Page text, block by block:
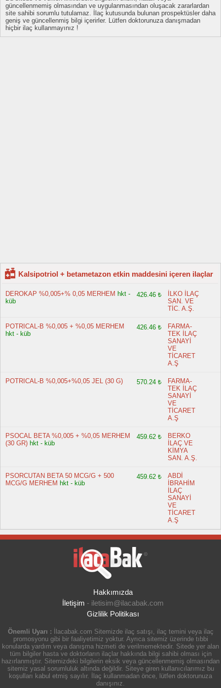
güncellenmemiş olmasından ve uygulanmasından oluşacak zararlardan
site sahibi sorumlu tutulamaz. İlaç kutusunda bulunan prospektüsler daha
geniş ve güncellenmiş bilgi içerirler. Lütfen doktorunuza danışmadan
hiçbir ilaç kullanmayınız !
Kalsipotriol + betametazon etkin maddesini içeren ilaçlar
DEROKAP %0,005+% 0,05 MERHEM hkt -
küb
426.46 ₺
İLKO İLAÇ
SAN. VE
TİC. A.Ş.
POTRICAL-B %0,005 + %0,05 MERHEM
hkt - küb
426.46 ₺
FARMA-
TEK İLAÇ
SANAYİ
VE
TİCARET
A.Ş
POTRICAL-B %0,005+%0,05 JEL (30 G) 570.24 ₺
FARMA-
TEK İLAÇ
SANAYİ
VE
TİCARET
A.Ş
PSOCAL BETA %0,005 + %0,05 MERHEM
(30 GR) hkt - küb
459.62 ₺
BERKO
İLAÇ VE
KİMYA
SAN. A.Ş.
PSORCUTAN BETA 50 MCG/G + 500
MCG/G MERHEM hkt - küb
459.62 ₺
ABDİ
İBRAHİM
İLAÇ
SANAYİ
VE
TİCARET
A.Ş
Hakkımızda
İletişim - iletisim@ilacabak.com
Gizlilik Politikası
Önemli Uyarı : İlacabak.com Sitemizde ilaç satışı, ilaç temini veya ilaç
promosyonu gibi bir faaliyetimiz yoktur. Ayrıca sitemiz üzerinde tıbbi
konularda yardım veya danışma hizmeti de verilmemektedir. Sitede yer alan
tüm bilgiler hasta ve doktorların ilaçlar hakkında bilgi sahibi olması için
hazırlanmıştır. Sitemizdeki bilgilerin eksik veya güncellenmemiş olmasından
sitemiz yasal sorumluluk altında değildir. Siteye giren kullanıcılarımız bu
koşulları kabul etmiş sayılır. İlaç kullanmadan önce, lütfen doktorunuza
danışınız.